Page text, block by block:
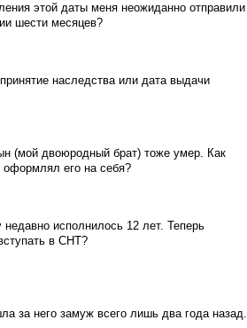
этой даты меня неожиданно отправили
шести месяцев?
наследства или дата выдачи
(мой двоюродный брат) тоже умер. Как
оформлял его на себя?
исполнилось 12 лет. Теперь
в СНТ?
за него замуж всего лишь два года назад.